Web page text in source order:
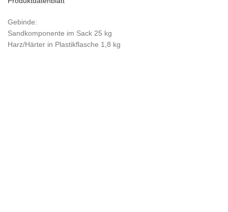
Gebinde:
Sandkomponente im Sack 25 kg
Harz/Härter in Plastikflasche 1,8 kg